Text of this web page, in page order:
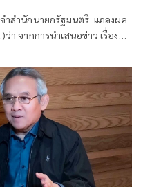
ำสำนักนายกรัฐมนตรี แถลงผล
จากการนำเสนอข่าว เรื่อง
รัฐบาลนี้มีเสถียรภาพและ